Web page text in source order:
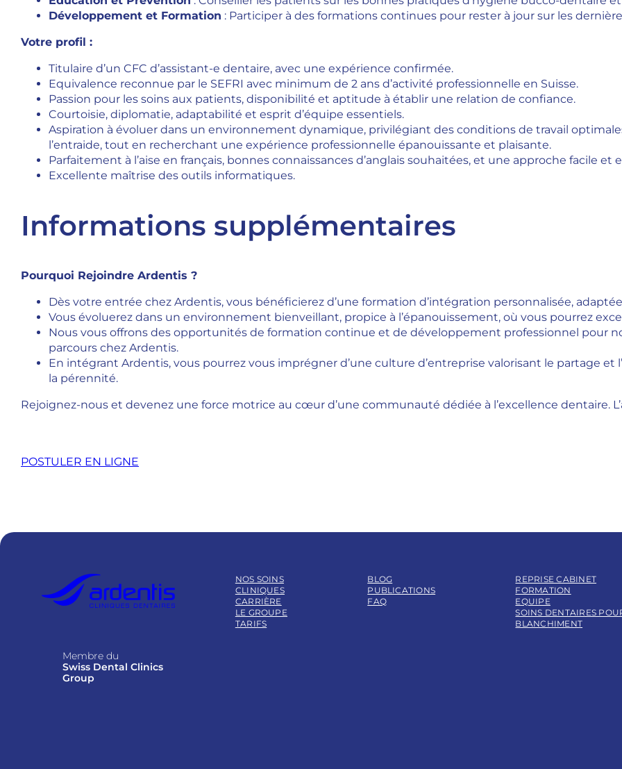
Développement et Formation : Participer à des formations continues pour rester à jour sur les
Votre profil :
Titulaire d’un CFC d’assistant-e dentaire, avec une expérience confirmée.
Equivalence reconnue par le SEFRI avec minimum de 2 ans d’activité professionnelle en Suisse.
Passion pour les soins aux patients, disponibilité et aptitude à établir une relation de confiance.
Courtoisie, diplomatie, adaptabilité et esprit d’équipe essentiels.
Aspiration à évoluer dans un environnement dynamique, privilégiant des conditions de travail
l’entraide, tout en recherchant une expérience professionnelle épanouissante et plaisante.
Parfaitement à l’aise en français, bonnes connaissances d’anglais souhaitées, et une approche facile et
Excellente maîtrise des outils informatiques.
Informations supplémentaires
Pourquoi Rejoindre Ardentis ?
Dès votre entrée chez Ardentis, vous bénéficierez d’une formation d’intégration personnalisée,
Vous évoluerez dans un environnement bienveillant, propice à l’épanouissement, où vous pourrez
Nous vous offrons des opportunités de formation continue et de développement professionnel pour
parcours chez Ardentis.
En intégrant Ardentis, vous pourrez vous imprégner d’une culture d’entreprise valorisant le partage et
la pérennité.
Rejoignez-nous et devenez une force motrice au cœur d’une communauté dédiée à l’excellence dentaire.
POSTULER EN LIGNE
Membre du
Swiss Dental Clinics
Group
NOS SOINS
CLINIQUES
CARRIÈRE
LE GROUPE
TARIFS
BLOG
PUBLICATIONS
FAQ
REPRISE CABINET
FORMATION
EQUIPE
SOINS DENTAIRES
BLANCHIMENT